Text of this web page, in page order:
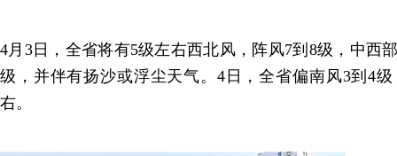
4月3日，全省将有5级左右西北风，阵风7到8级，中西
级，并伴有扬沙或浮尘天气。4日，全省偏南风3到4
右。